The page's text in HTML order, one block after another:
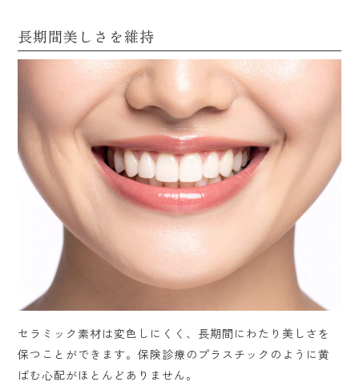
長期間美しさを維持
セラミック素材は変色しにくく、長期間にわたり美しさを
保つことができます。保険診療のプラスチックのように黄
ばむ心配がほとんどありません。